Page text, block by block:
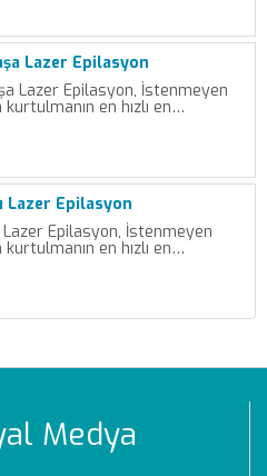
Lazer Epilasyon
Lazer Epilasyon, İstenmeyen
en hızlı en…
Lazer Epilasyon
Lazer Epilasyon, İstenmeyen
en hızlı en…
Medya